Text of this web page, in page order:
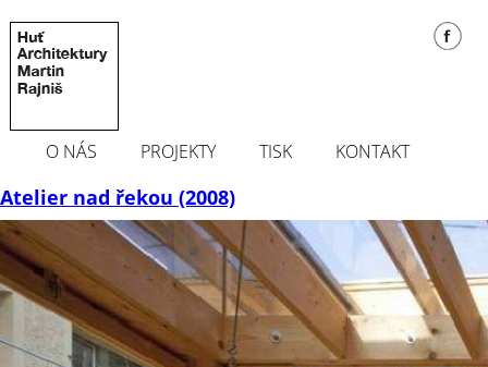
O NÁS PROJEKTY TISK KONTAKT
Atelier nad řekou (2008)